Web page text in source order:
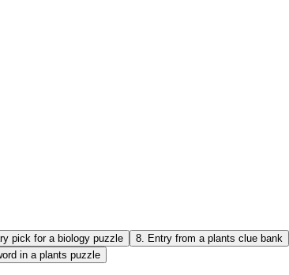
pick for a biology puzzle 8. Entry from a plants clue bank
in a plants puzzle